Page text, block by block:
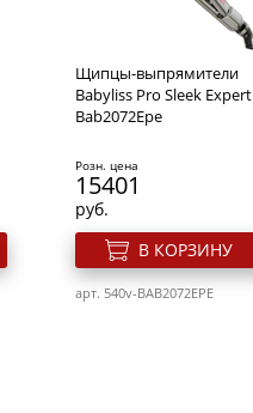
Щипцы-выпрямители
Babyliss Pro Sleek Expert
Bab2072Epe
Розн. цена
15401
руб.
В КОРЗИНУ
арт. 540v-BAB2072EPE